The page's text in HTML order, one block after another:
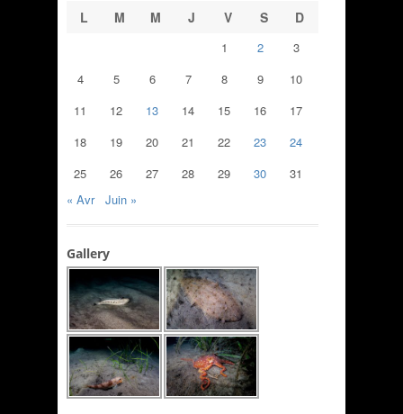
L
M M J V S D
1 2
3
4
5 6 7 8 9
10
11
12 13 14 15 16
17
18
19 20 21 22 23
24
25
26 27 28 29 30
31
« Avr
Juin »
Gallery